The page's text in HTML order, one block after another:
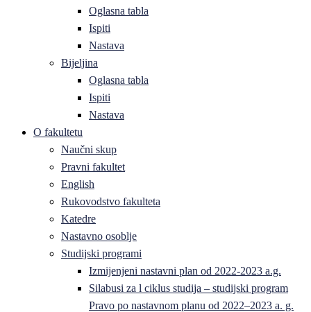
Oglasna tabla
Ispiti
Nastava
Bijeljina
Oglasna tabla
Ispiti
Nastava
O fakultetu
Naučni skup
Pravni fakultet
English
Rukovodstvo fakulteta
Katedre
Nastavno osoblje
Studijski programi
Izmijenjeni nastavni plan od 2022-2023 a.g.
Silabusi za l ciklus studija – studijski program
Pravo po nastavnom planu od 2022–2023 a. g.